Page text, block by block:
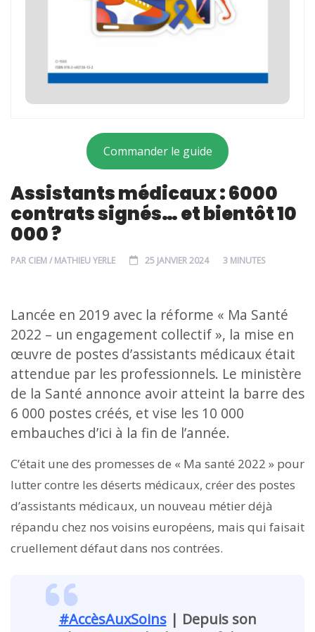
Commander le guide
Assistants médicaux : 6000
contrats signés… et bientôt 10
000 ?
PAR CIEM / MATHIEU YERLE 25 JANVIER 2024 3 MINUTES
Lancée en 2019 avec la réforme « Ma Santé
2022 – un engagement collectif », la mise en
œuvre de postes d’assistants médicaux était
attendue par les professionnels. Le ministère
de la Santé annonce avoir atteint la barre des
6 000 postes créés, et vise les 10 000
embauches d’ici à la fin de l’année.
C’était une des promesses de « Ma santé 2022 » pour
lutter contre les déserts médicaux, créer des postes
d’assistants médicaux, un nouveau métier déjà
répandu chez nos voisins européens, mais qui faisait
cruellement défaut dans nos contrées.
#AccèsAuxSoins| Depuis son